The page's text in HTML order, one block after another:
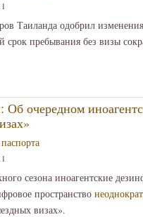
Таиланда одобрил
срок пребывания без визы
очередном
сезона иноагентские
пространство
визах».